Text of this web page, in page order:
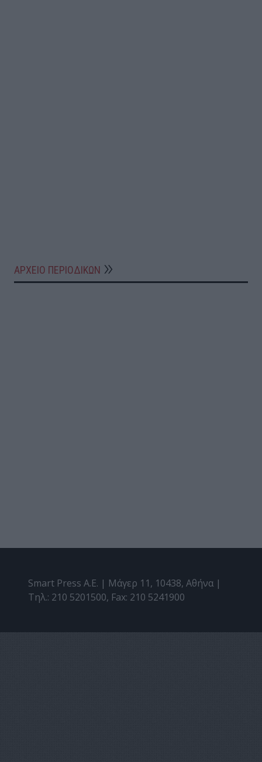
ΑΡΧΕΙΟ ΠΕΡΙΟΔΙΚΩΝ
Smart Press A.E. | Μάγερ 11, 10438, Αθήνα |
Τηλ.: 210 5201500, Fax: 210 5241900